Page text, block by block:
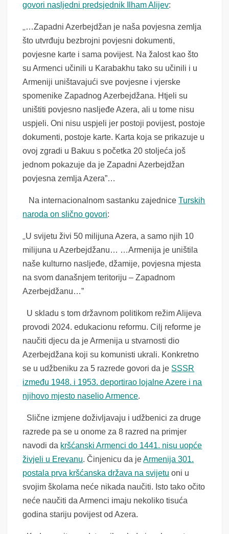
govori nasljedni predsjednik Ilham Alijev:
…Zapadni Azerbejdžan je naša povjesna zemlja
što utvrđuju bezbrojni povjesni dokumenti,
povjesne karte i sama povijest. Na žalost kao što
su Armenci učinili u Karabakhu tako su učinili i u
Armeniji uništavajući sve povjesne i vjerske
spomenike Zapadnog Azerbejdžana. Htjeli su
uništiti povjesno nasljeđe Azera, ali u tome nisu
uspjeli. Oni nisu uspjeli jer postoji povijest, postoje
dokumenti, postoje karte. Karta koja se prikazuje u
ovoj zgradi u Bakuu s početka 20 stoljeća još
jednom pokazuje da je Zapadni Azerbejdžan
povjesna zemlja Azera”…
Na internacionalnom sastanku zajedniceTurskih
naroda on slično govori:
U svijetu živi 50 milijuna Azera, a samo njih 10
milijuna u Azerbejdžanu… …Armenija je uništila
naše kulturno nasljeđe, džamije, povjesna mjesta
na svom današnjem teritoriju – Zapadnom
Azerbejdžanu…”
U skladu s tom državnom politikom režim Alijeva
provodi 2024. edukacionu reformu. Cilj reforme je
naučiti djecu da je Armenija u stvarnosti dio
Azerbejdžana koji su komunisti ukrali. Konkretno
se u udžbeniku za 5 razrede govori da je SSSR
između 1948. i 1953. deportirao lojalne Azere i na
njihovo mjesto naselio Armence.
Slične izmjene doživljavaju i udžbenici za druge
razrede pa se u onome za 8 razred na primjer
navodi da kršćanski Armenci do 1441. nisu uopće
živjeli u Erevanu. Činjenicu da jeArmenija 301.
postala prva kršćanska država na svijetu oni u
svojim školama neće nikada naučiti. Isto tako očito
neće naučiti da Armenci imaju nekoliko tisuća
godina stariju povijest od Azera.